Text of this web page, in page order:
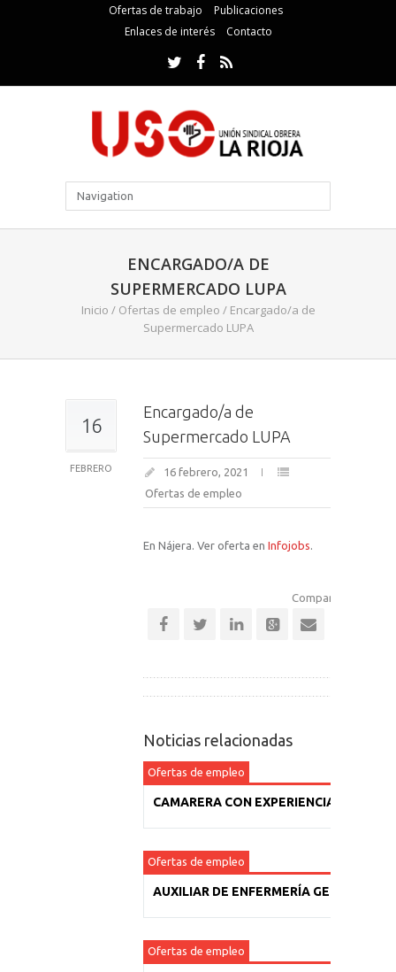
Ofertas de trabajo
Publicaciones
Enlaces de interés
Contacto
ENCARGADO/A DE
SUPERMERCADO LUPA
Inicio / Ofertas de empleo / Encargado/a de
Supermercado LUPA
16
FEBRERO
Encargado/a de
Supermercado LUPA
16 febrero, 2021
Ofertas de empleo
En Nájera. Ver oferta en Infojobs.
Comparte esta
Noticias relacionadas
Ofertas de empleo
CAMARERA CON EXPERIENCIA
Ofertas de empleo
AUXILIAR DE ENFERMERÍA GERIÁTRICA
Ofertas de empleo